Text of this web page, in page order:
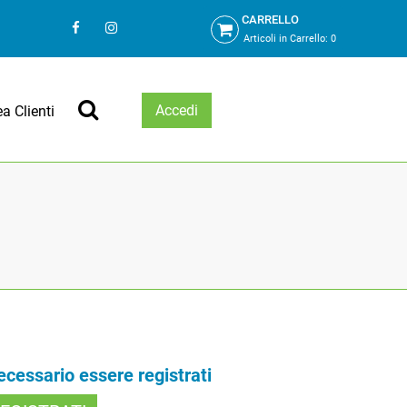
CARRELLO
Articoli in Carrello:0
Clienti Accedi
essere registrati